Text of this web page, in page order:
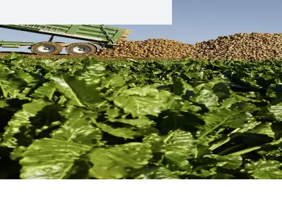
Histoires et
Service
Qui sommes-